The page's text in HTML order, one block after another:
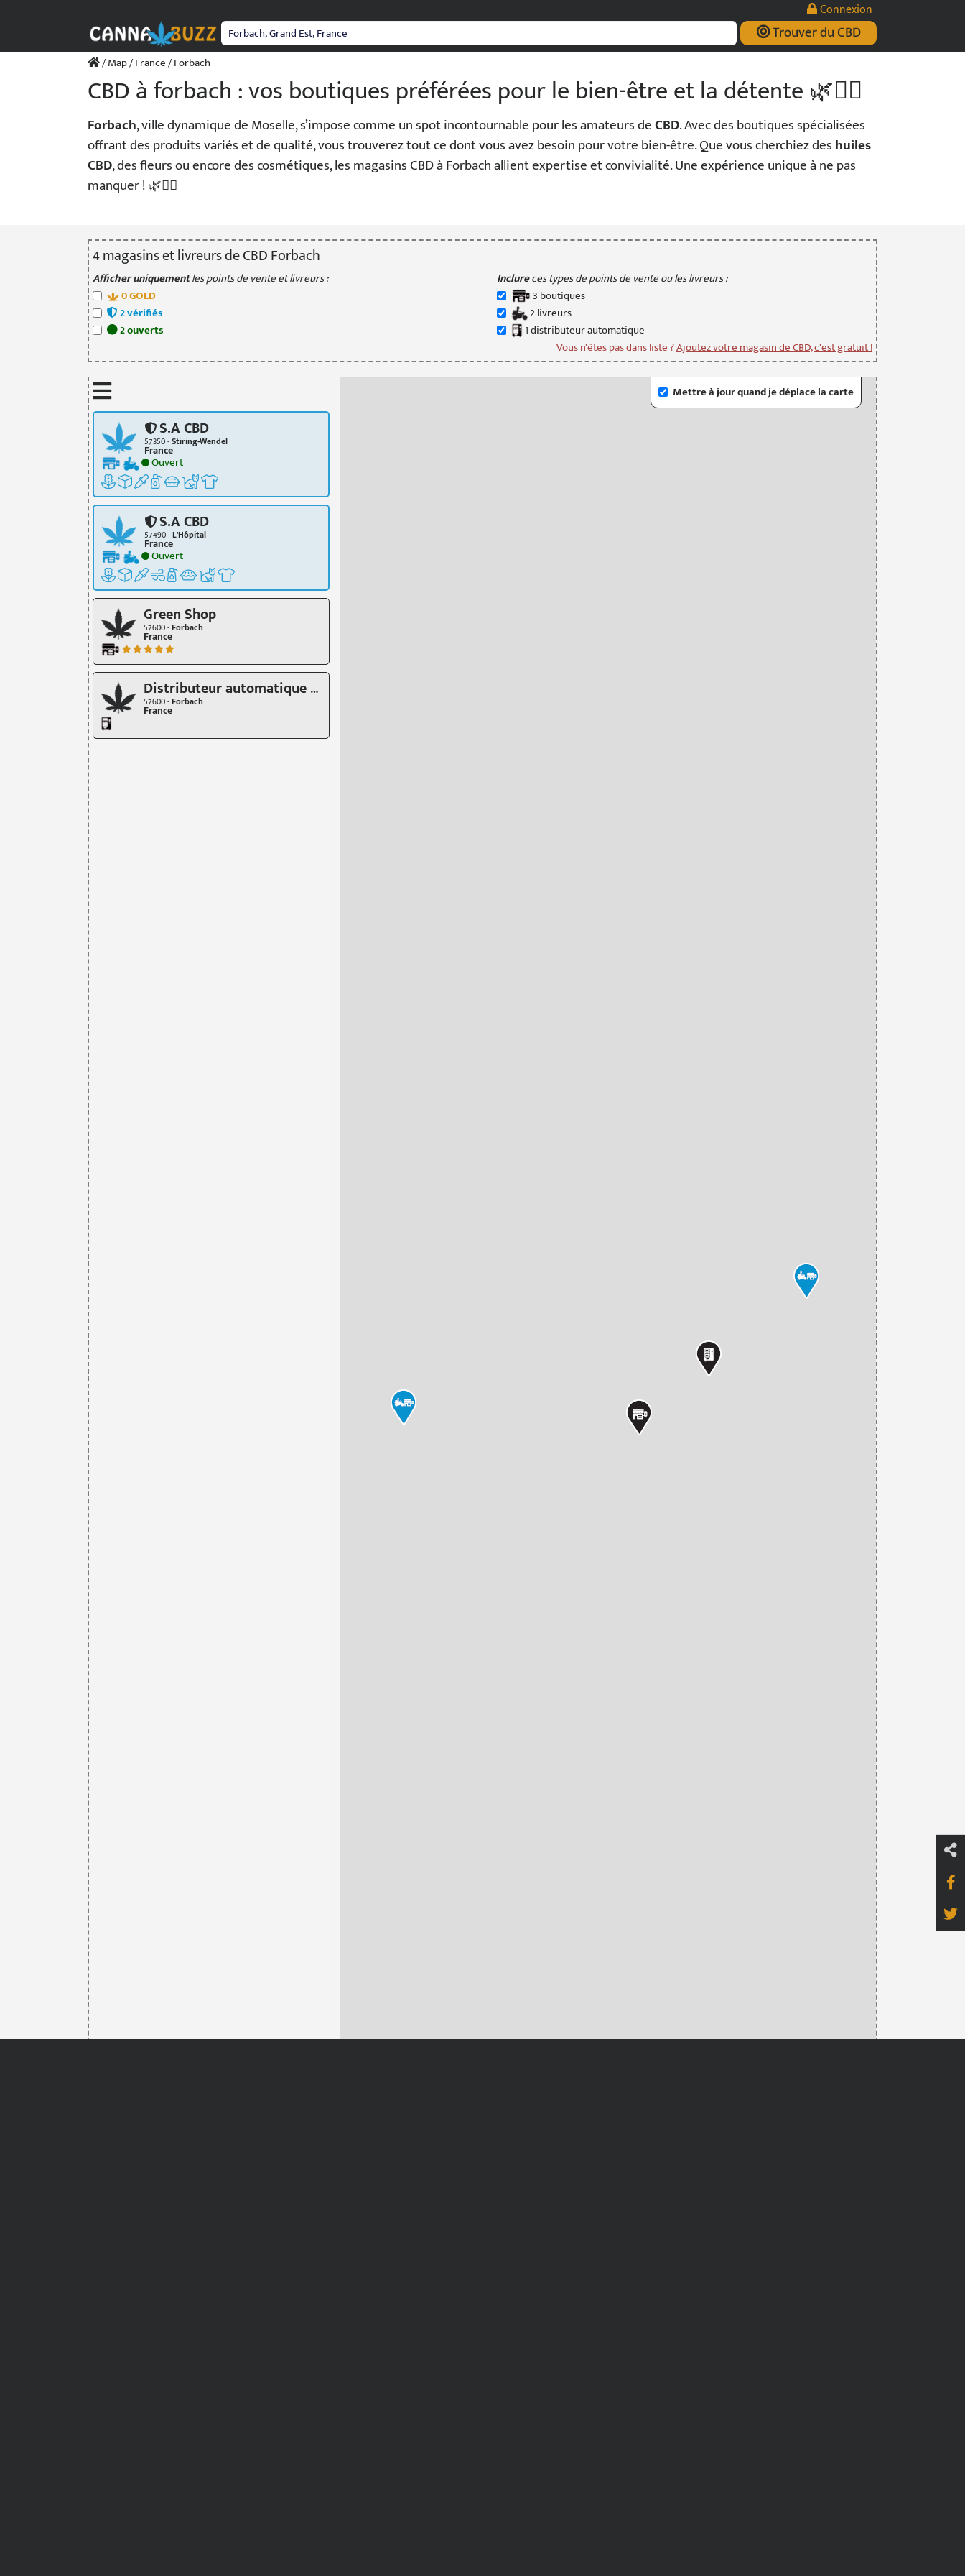
Connexion
Trouver du CBD
/Map/France/ Forbach
CBD à forbach : vos boutiques préférées pour le bien-être et la détente 🌿💆‍♂️
Forbach, ville dynamique de Moselle, s’impose comme un spot incontournable pour les amateurs deCBD. Avec des boutiques spécialisées
offrant des produits variés et de qualité, vous trouverez tout ce dont vous avez besoin pour votre bien-être. Que vous cherchiez deshuiles
CBD, des fleurs ou encore des cosmétiques, les magasins CBD à Forbach allient expertise et convivialité. Une expérience unique à ne pas
manquer ! 🌿💆‍♀️
4magasinset livreursde CBD Forbach
Afficher uniquementles points de vente et livreurs :
0GOLD
2vérifiés
2ouverts
Inclureces types de points de vente ou les livreurs :
3 boutiques
2livreurs
1distributeurautomatique
Vous n'êtes pas dans liste ?Ajoutez votre magasin de CBD, c'est gratuit !
Mettre à jour quand je déplace la carte
S.A CBD
57350 -Stiring-Wendel
France
Ouvert
S.A CBD
57490 -L'Hôpital
France
Ouvert
Green Shop
57600 -Forbach
France
Distributeur automatique de CBD Joshua Tree Distribution
57600 -Forbach
France